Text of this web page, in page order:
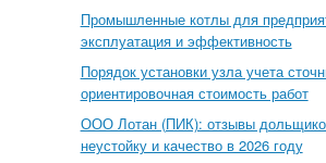
Промышленные котлы для
эксплуатация и эффективность
Порядок установки узла учета
ориентировочная стоимость работ
ООО Лотан (ПИК): отзывы
неустойку и качество в 2026 году